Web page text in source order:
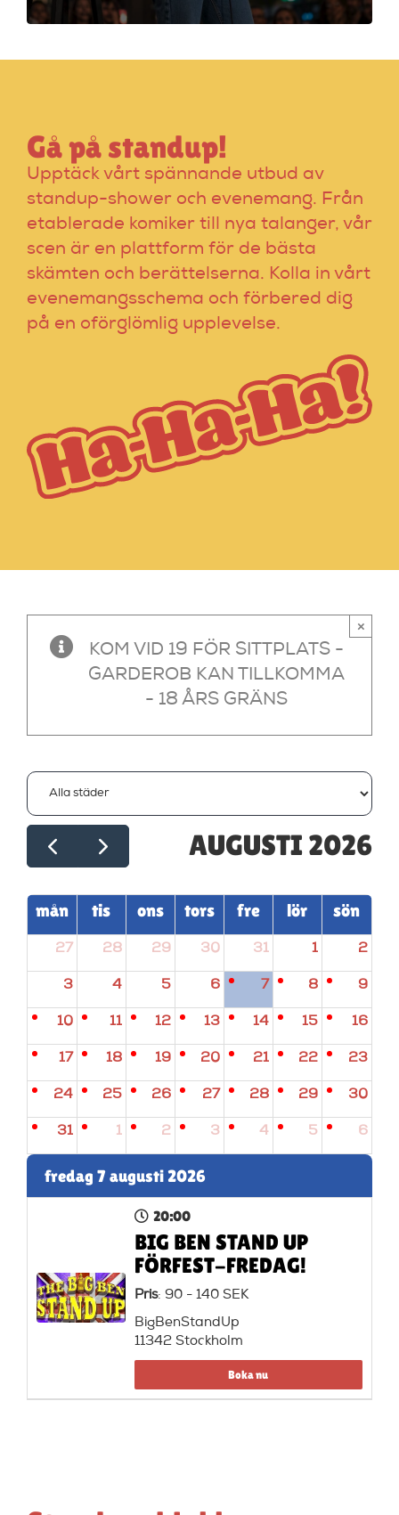
som stärker ditt
scenframträdande.
Gå på standup!
Upptäck vårt spännande utbud av
standup-shower och evenemang. Från
etablerade komiker till nya talanger, vår
scen är en plattform för de bästa
skämten och berättelserna. Kolla in vårt
evenemangsschema och förbered dig
på en oförglömlig upplevelse.
KOM VID 19 FÖR SITTPLATS -
GARDEROB KAN TILLKOMMA
- 18 ÅRS GRÄNS
×
AUGUSTI 2026
mån tis ons tors fre lör sön
27 28 29 30 31 1 2
3 4 5 6 7 8 9
10 11 12 13 14 15 16
17 18 19 20 21 22 23
24 25 26 27 28 29 30
31 1 2 3 4 5 6
fredag 7 augusti 2026
20:00
BIG BEN STAND UP
FÖRFEST-FREDAG!
Pris: 90 - 140 SEK
BigBenStandUp
11342 Stockholm
Boka nu